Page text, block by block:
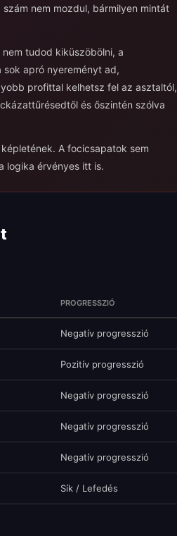
nem mozdul, bármilyen mintát
tudod kiküszöbölni, a
apró nyereményt ad,
profittal kelhetsz fel az asztaltól,
és őszintén szólva
A focicsapatok sem
logika érvényes itt is.
PROGRESSZIÓ
Negatív progresszió
Pozitív progresszió
Negatív progresszió
Negatív progresszió
Negatív progresszió
Sík / Lefedés